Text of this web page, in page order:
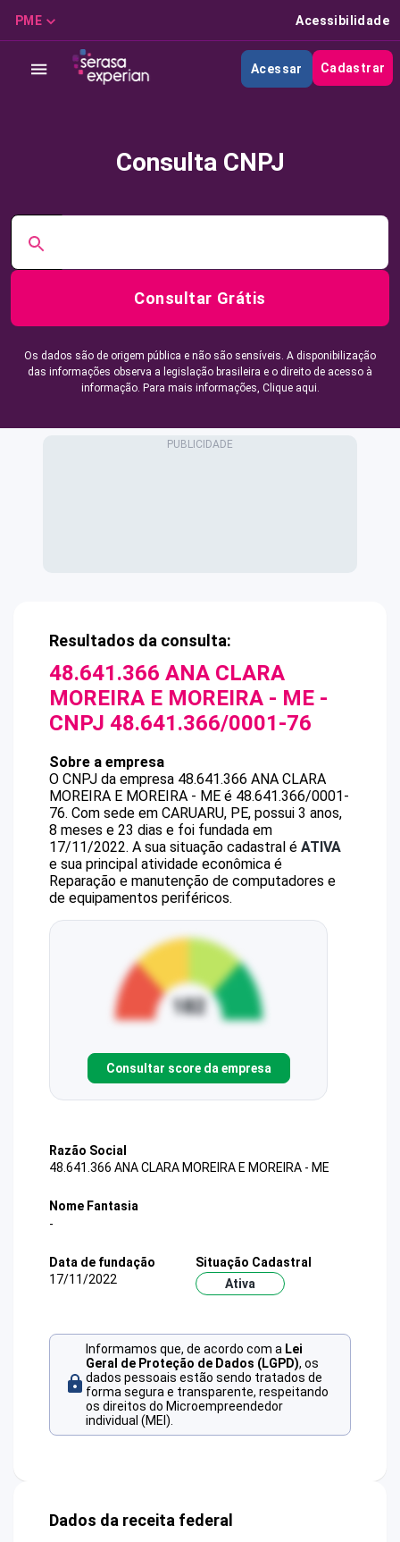
PME Acessibilidade
Acessar Cadastrar
Consulta CNPJ
Consultar Grátis
Os dados são de origem pública e não são sensíveis. A disponibilização
das informações observa a legislação brasileira e o direito de acesso à
informação. Para mais informações, Clique aqui.
Resultados da consulta:
48.641.366 ANA CLARA
MOREIRA E MOREIRA - ME -
CNPJ 48.641.366/0001-76
Sobre a empresa
O CNPJ da empresa 48.641.366 ANA CLARA
MOREIRA E MOREIRA - ME é 48.641.366/0001-
76. Com sede em CARUARU, PE, possui 3 anos,
8 meses e 23 dias e foi fundada em
17/11/2022. A sua situação cadastral é ATIVA
e sua principal atividade econômica é
Reparação e manutenção de computadores e
de equipamentos periféricos.
Consultar score da empresa
Razão Social
48.641.366 ANA CLARA MOREIRA E MOREIRA - ME
Nome Fantasia
-
Data de fundação
17/11/2022
Situação Cadastral
Ativa
Informamos que, de acordo com a Lei
Geral de Proteção de Dados (LGPD), os
dados pessoais estão sendo tratados de
forma segura e transparente, respeitando
os direitos do Microempreendedor
individual (MEI).
Dados da receita federal